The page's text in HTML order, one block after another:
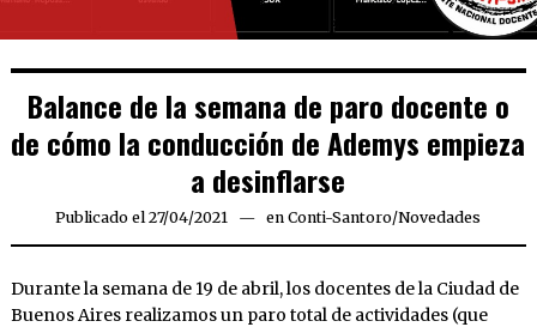
Balance de la semana de paro docente o
de cómo la conducción de Ademys empieza
a desinflarse
Publicado el 27/04/2021 27/04/2021
en Conti-Santoro/Novedades
Durante la semana de 19 de abril, los docentes de la Ciudad de
Buenos Aires realizamos un paro total de actividades (que